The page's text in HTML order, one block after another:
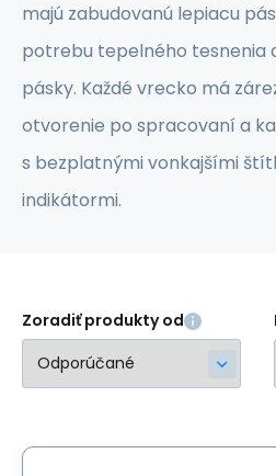
majú zabudovanú lepiacu
potrebu tepelného tesnenia
pásky. Každé vrecko má
otvorenie po spracovaní a
s bezplatnými vonkajšími
indikátormi.
Zoradiť produkty od